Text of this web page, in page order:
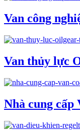
Van công
Van thủy lực
Nhà cung cấp